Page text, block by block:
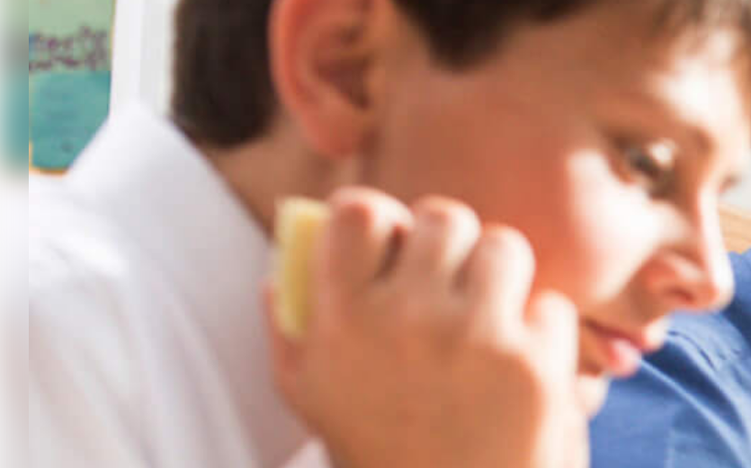
Resilienztrainings
Kinderschutz
Grundschule Bulach
Gutenbergschule
Grundschule Hagsfeld
Heinz-Barth-Schule Grünwettersbach
Grundschule am Rennbuckel
Grundschule Stupferich
Südschule Neureut
Horte
Hort an der Waldschule Neureut
Richard-Eck-Schülerhort
Hort an der Schule im Lustgarten
Hohenwettersbach
Ferienbetreuung